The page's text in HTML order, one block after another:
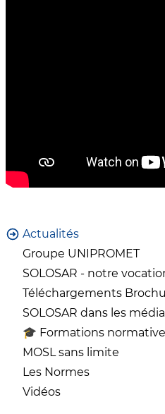
Actualités
Groupe UNIPROMET
SOLOSAR - notre
Téléchargements
SOLOSAR dans les
🎓 Formations
MOSL sans limite
Les Normes
Vidéos